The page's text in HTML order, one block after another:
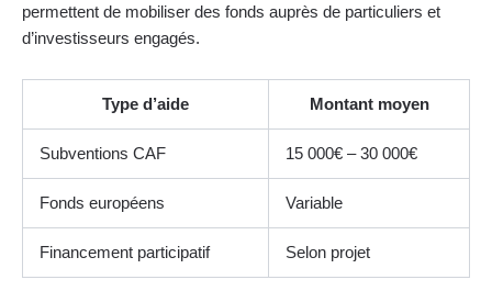
permettent de mobiliser des fonds auprès de particuliers et
d’investisseurs engagés.
Type d’aide Montant moyen
Subventions CAF 15 000€ – 30 000€
Fonds européens Variable
Financement participatif Selon projet